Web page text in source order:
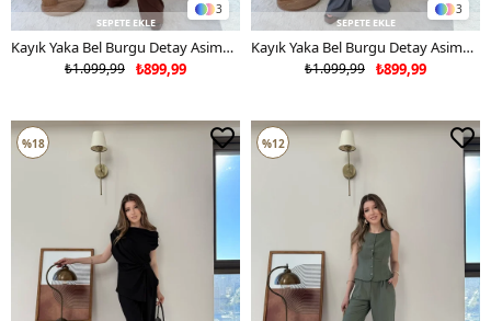
3
SEPETE EKLE
Kayık Yaka Bel Burgu Detay Asimetrik Bluz ve Pantolonlu Gofre İkili Takım Acı Kahve 2335
₺899,99
₺1.099,99
3
SEPETE EKLE
Kayık Yaka Bel Burgu Detay Asimetrik Bluz ve Pantolonlu Gofre İkili Takım Antrasit 2335
₺899,99
₺1.099,99
%18 %12